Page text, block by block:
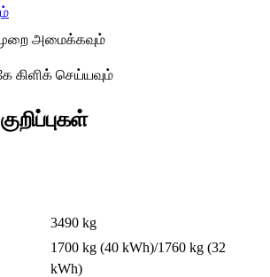
அமைக்கவும்
கிளிக் செய்யவும்
3490 kg
1700 kg (40 kWh)/1760 kg (32
kWh)